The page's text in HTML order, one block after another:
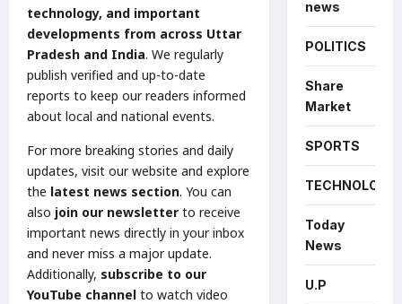
technology, and important
developments from across Uttar
Pradesh and India. We regularly
publish verified and up-to-date
reports to keep our readers informed
about local and national events.
For more breaking stories and daily
updates, visit our website and explore
the latest news section. You can
also join our newsletter to receive
important news directly in your inbox
and never miss a major update.
Additionally, subscribe to our
YouTube channel to watch video
news
POLITICS
Share
Market
SPORTS
TECHNOLOGY
Today
News
U.P